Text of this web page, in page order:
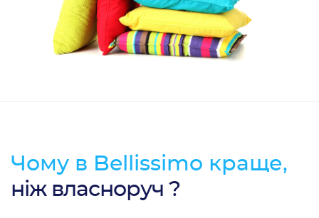
Чому в Bellissimo краще,
ніж власноруч ?